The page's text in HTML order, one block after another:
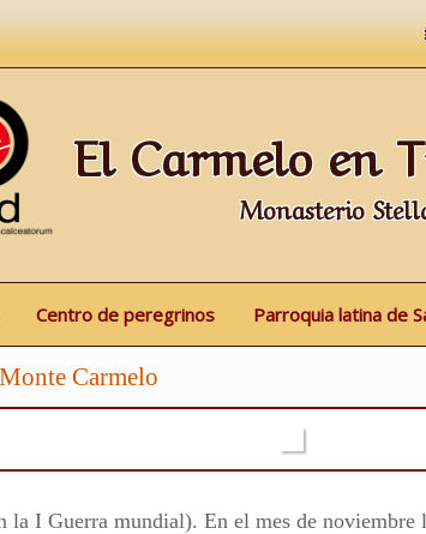
El Carmelo en
Monasterio
Centro de peregrinos Parroquia latina de
Carmelo
I Guerra mundial). En el mes de noviembre